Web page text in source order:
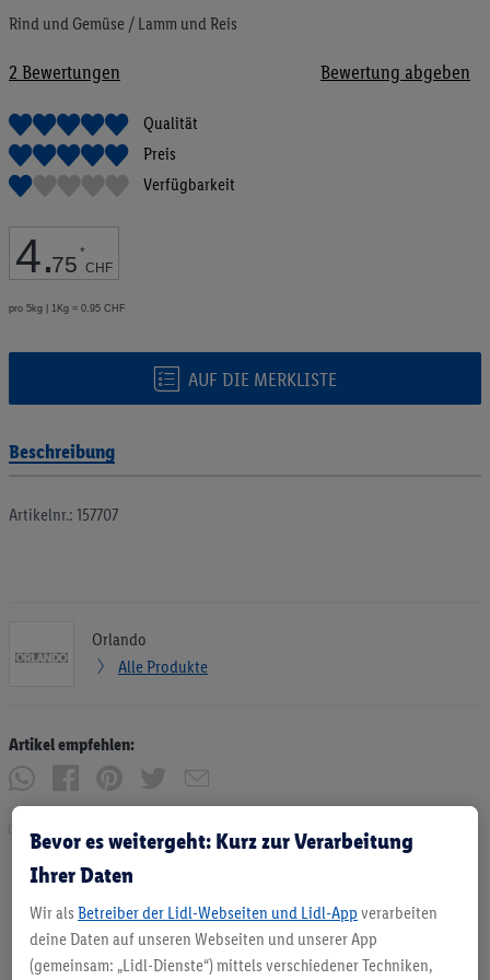
Rind und Gemüse / Lamm und Reis
2 Bewertungen Bewertung abgeben
Qualität
Preis
Verfügbarkeit
4.75 *
CHF
pro 5kg | 1Kg = 0.95 CHF
AUF DIE MERKLISTE
Bildgalerie
springen
Beschreibung
Artikelnr.: 157707
Orlando
Alle Produkte
Artikel empfehlen:
Drucken
Bevor es weitergeht: Kurz zur Verarbeitung
Ihrer Daten
Wir als Betreiber der Lidl-Webseiten und Lidl-App verarbeiten
deine Daten auf unseren Webseiten und unserer App
(gemeinsam: „Lidl-Dienste“) mittels verschiedener Techniken,